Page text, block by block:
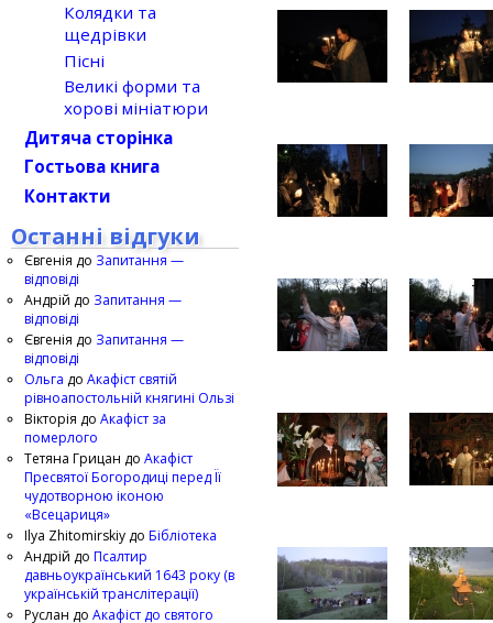
Колядки та
щедрівки
Пісні
Великі форми та
хорові мініатюри
Дитяча сторінка
Гостьова книга
Контакти
Останні відгуки
Євгенія до Запитання —
відповіді
Андрій до Запитання —
відповіді
Євгенія до Запитання —
відповіді
Ольга до Акафіст святій
рівноапостольній княгині Ользі
Вікторія до Акафіст за
померлого
Тетяна Грицан до Акафіст
Пресвятої Богородиці перед Її
чудотворною іконою
«Всецариця»
Ilya Zhitomirskiy до Бібліотека
Андрій до Псалтир
давньоукраїнський 1643 року (в
українській транслітерації)
Руслан до Акафіст до святого